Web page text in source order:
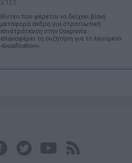
ΧΤΕΣ
Βίντεο που φέρεται να δείχνει βίαιη
μεταφορά άνδρα για στρατιωτική
επιστράτευση στην Ουκρανία
επαναφέρει τη συζήτηση για το λεγόμενο
«busification».